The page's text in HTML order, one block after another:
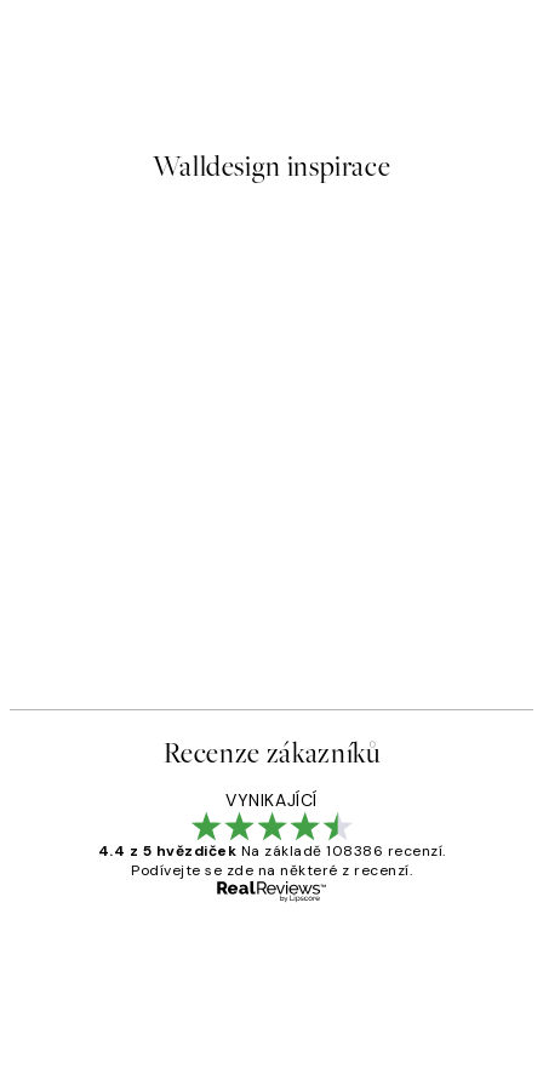
Walldesign inspirace
Recenze zákazníků
VYNIKAJÍCÍ
4.4 z 5 hvězdiček Na základě 108386 recenzí.
Podívejte se zde na některé z recenzí.